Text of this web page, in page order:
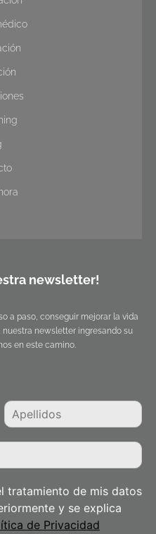
newsletter!
a paso, conseguir mejorar la vida
nuestra newsletter ingresando su
en este camino.
tratamiento de mis datos
y se explica
de Privacidad